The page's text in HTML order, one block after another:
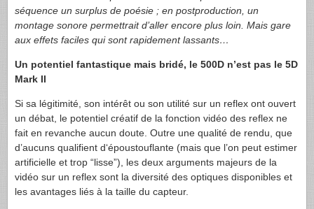
séquence un surplus de poésie ; en postproduction, un
montage sonore permettrait d’aller encore plus loin. Mais gare
aux effets faciles qui sont rapidement lassants…
Un potentiel fantastique mais bridé, le 500D n’est pas le 5D
Mark II
Si sa légitimité, son intérêt ou son utilité sur un reflex ont ouvert
un débat, le potentiel créatif de la fonction vidéo des reflex ne
fait en revanche aucun doute. Outre une qualité de rendu, que
d’aucuns qualifient d‘époustouflante (mais que l’on peut estimer
artificielle et trop “lisse”), les deux arguments majeurs de la
vidéo sur un reflex sont la diversité des optiques disponibles et
les avantages liés à la taille du capteur.